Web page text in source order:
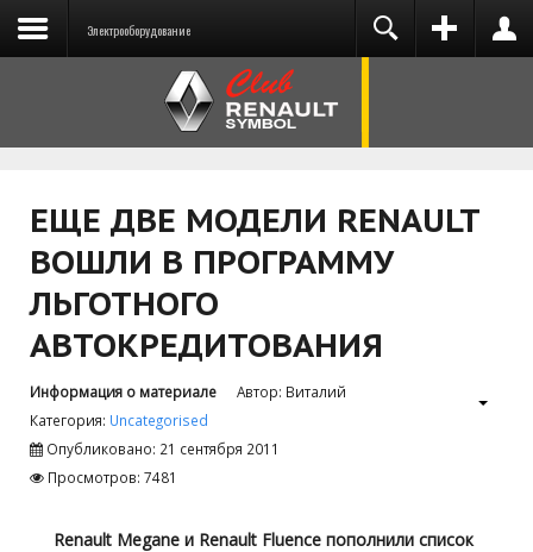
Электрооборудование
ВОЙТИ
Забыли логин?
You need to enable user registration from User
Manager/Options in the backend of Joomla
before this module will activate.
ЕЩЕ ДВЕ МОДЕЛИ RENAULT
ВОШЛИ В ПРОГРАММУ
ЛЬГОТНОГО
АВТОКРЕДИТОВАНИЯ
Информация о материале Автор: Виталий
Категория: Uncategorised
Опубликовано: 21 сентября 2011
Просмотров: 7481
Renault Megane и Renault Fluence пополнили список